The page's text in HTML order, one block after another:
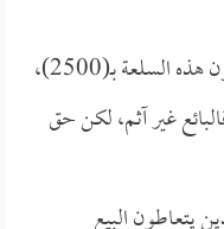
أما إذا كان البائع لا يعلم، مثل: أن تكون هذه السلعة بـ(2500)،
غير آثم، لكن حق